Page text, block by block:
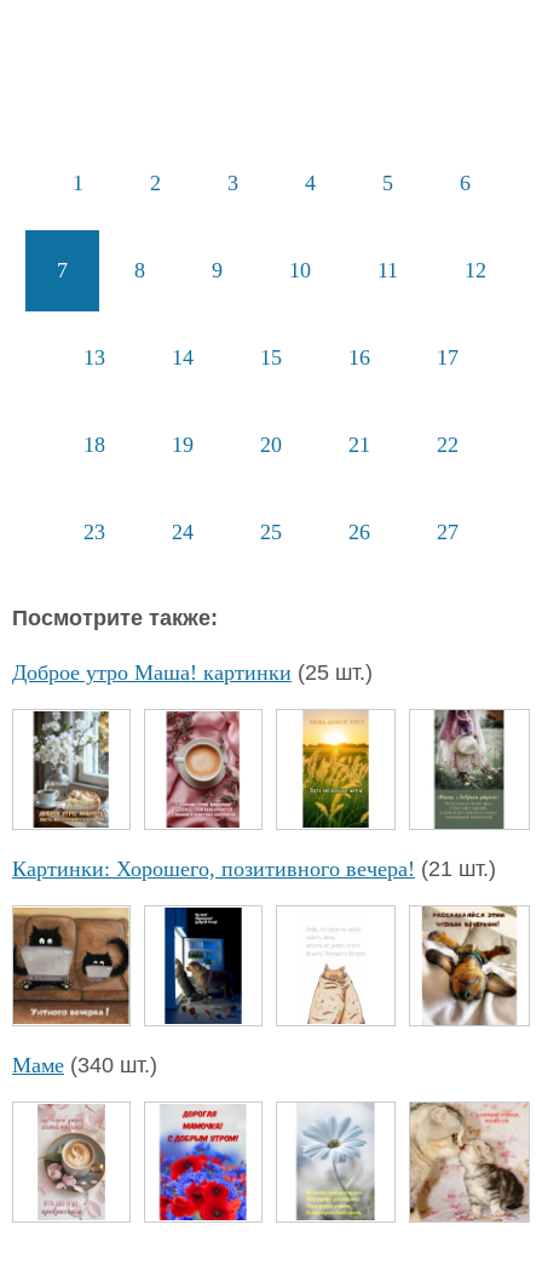
1 2 3 4 5 6
7 8 9 10 11 12
13 14 15 16 17
18 19 20 21 22
23 24 25 26 27
Посмотрите также:
Доброе утро Маша! картинки (25 шт.)
Картинки: Хорошего, позитивного вечера! (21 шт.)
Маме (340 шт.)